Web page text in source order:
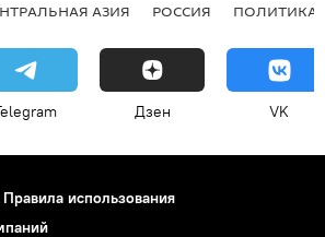
АЗИЯ РОССИЯ ПОЛИТИКА
Дзен VK
Правила использования